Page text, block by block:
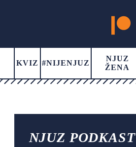
KVIZ #NIJENJUZ
NJUZ
ŽENA
NJUZ PODKAST